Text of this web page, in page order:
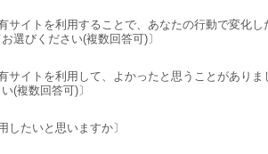
サイトを利用することで、あなたの行動で変化し
選びください(複数回答可)〕
サイトを利用して、よかったと思うことがありま
(複数回答可)〕
したいと思いますか〕